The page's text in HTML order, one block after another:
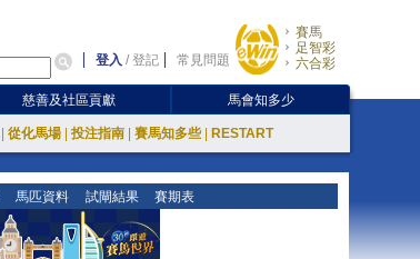
登入 /登記 常見問題
賽馬
足智彩
六合彩
慈善及社區貢獻 馬會知多少
從化馬場 投注指南 賽馬知多些 RESTART
馬匹資料 試閘結果 賽期表